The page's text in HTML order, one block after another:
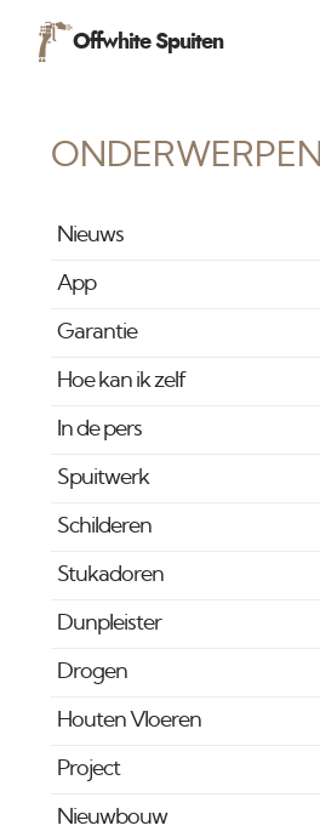
Offwhite Spuiten
ONDERWERPEN
Nieuws
App
Garantie
Hoe kan ik zelf
In de pers
Spuitwerk
Schilderen
Stukadoren
Dunpleister
Drogen
Houten Vloeren
Project
Nieuwbouw